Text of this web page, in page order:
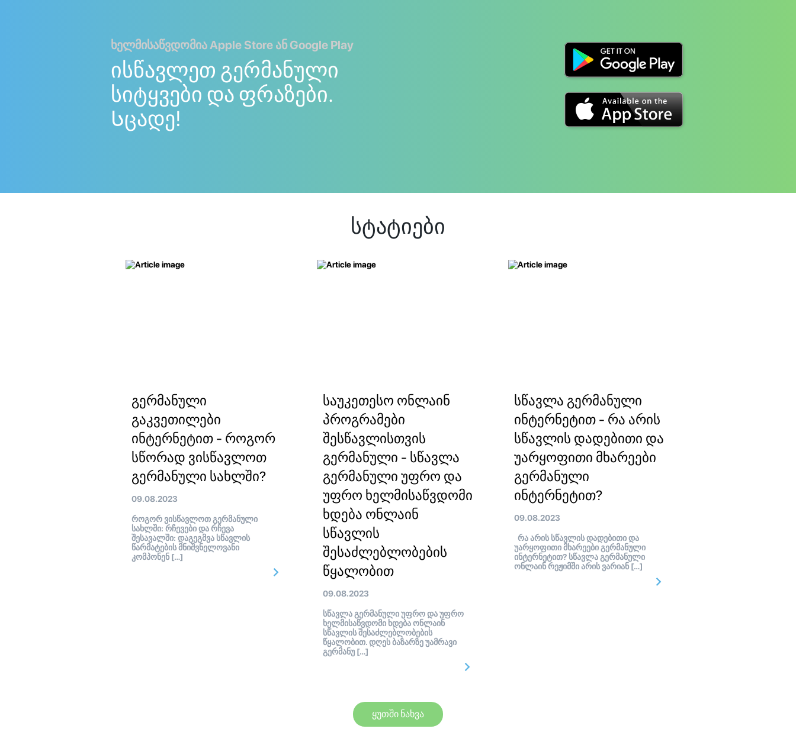
ხელმისაწვდომია Apple Store ან Google Play
ისწავლეთ გერმანული
სიტყვები და ფრაზები.
Სცადე!
სტატიები
გერმანული
გაკვეთილები
ინტერნეტით - როგორ
სწორად ვისწავლოთ
გერმანული სახლში?
09.08.2023
როგორ ვისწავლოთ გერმანული
სახლში: რჩევები და რჩევა
შესავალში: დაგეგმვა სწავლის
წარმატების მნიშვნელოვანი
კომპონენ […]
საუკეთესო ონლაინ
პროგრამები
შესწავლისთვის
გერმანული - სწავლა
გერმანული უფრო და
უფრო ხელმისაწვდომი
ხდება ონლაინ
სწავლის
შესაძლებლობების
წყალობით
09.08.2023
სწავლა გერმანული უფრო და უფრო
ხელმისაწვდომი ხდება ონლაინ
სწავლის შესაძლებლობების
წყალობით. დღეს ბაზარზე უამრავი
გერმანუ […]
სწავლა გერმანული
ინტერნეტით - რა არის
სწავლის დადებითი და
უარყოფითი მხარეები
გერმანული
ინტერნეტით?
09.08.2023
რა არის სწავლის დადებითი და
უარყოფითი მხარეები გერმანული
ინტერნეტით? სწავლა გერმანული
ონლაინ რეჟიმში არის ვარიან […]
ყუთში ნახვა